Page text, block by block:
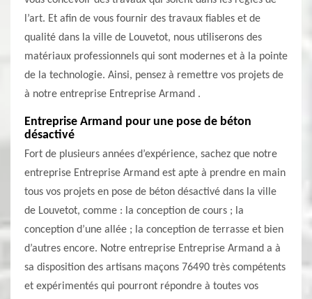
l’art. Et afin de vous fournir des travaux fiables et de
qualité dans la ville de Louvetot, nous utiliserons des
matériaux professionnels qui sont modernes et à la pointe
de la technologie. Ainsi, pensez à remettre vos projets de
à notre entreprise Entreprise Armand .
Entreprise Armand pour une pose de béton
désactivé
Fort de plusieurs années d’expérience, sachez que notre
entreprise Entreprise Armand est apte à prendre en main
tous vos projets en pose de béton désactivé dans la ville
de Louvetot, comme : la conception de cours ; la
conception d’une allée ; la conception de terrasse et bien
d’autres encore. Notre entreprise Entreprise Armand a à
sa disposition des artisans maçons 76490 très compétents
et expérimentés qui pourront répondre à toutes vos